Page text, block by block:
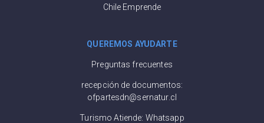
Chile Emprende
QUEREMOS AYUDARTE
Preguntas frecuentes
recepción de documentos:
ofpartesdn@sernatur.cl
Turismo Atiende: Whatsapp